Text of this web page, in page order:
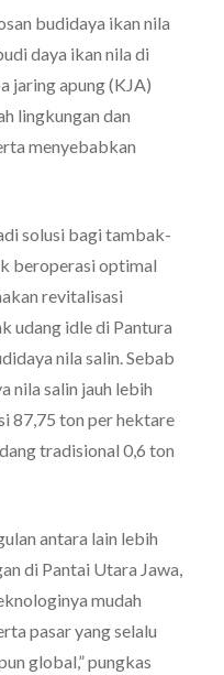
budidaya ikan nila
daya ikan nila di
jaring apung (KJA)
lingkungan dan
menyebabkan
solusi bagi tambak-
beroperasi optimal
revitalisasi
udang idle di Pantura
nila salin. Sebab
nila salin jauh lebih
87,75 ton per hektare
tradisional 0,6 ton
antara lain lebih
di Pantai Utara Jawa,
mudah
pasar yang selalu
global,” pungkas